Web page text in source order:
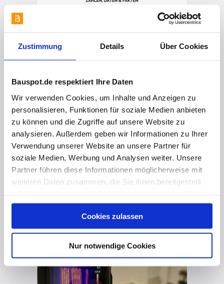
Zustimmung Details Über Cookies
Bauspot.de respektiert Ihre Daten
Wir verwenden Cookies, um Inhalte und Anzeigen zu
personalisieren, Funktionen für soziale Medien anbieten
zu können und die Zugriffe auf unsere Website zu
analysieren. Außerdem geben wir Informationen zu Ihrer
Verwendung unserer Website an unsere Partner für
soziale Medien, Werbung und Analysen weiter. Unsere
Partner führen diese Informationen möglicherweise mit
weiteren Daten zusammen, die Sie ihnen bereitgestellt
gesammelt haben. Hier finden Sie Informationen zum
und unserImpressum.
Cookies zulassen
Nur notwendige Cookies
vor 8 Monaten
Effiziente Wärmeverteilung mit Simplytherm